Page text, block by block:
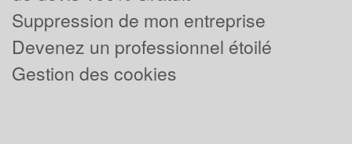
Suppression de mon entreprise
Devenez un professionnel étoilé
Gestion des cookies